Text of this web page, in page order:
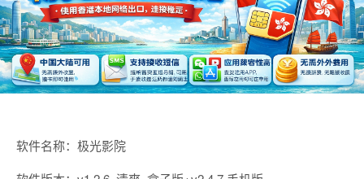
软件名称：极光影院